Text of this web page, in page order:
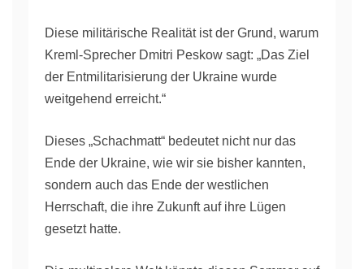
Diese militärische Realität ist der Grund, warum
Kreml-Sprecher Dmitri Peskow sagt: „Das Ziel
der Entmilitarisierung der Ukraine wurde
weitgehend erreicht.“
Dieses „Schachmatt“ bedeutet nicht nur das
Ende der Ukraine, wie wir sie bisher kannten,
sondern auch das Ende der westlichen
Herrschaft, die ihre Zukunft auf ihre Lügen
gesetzt hatte.